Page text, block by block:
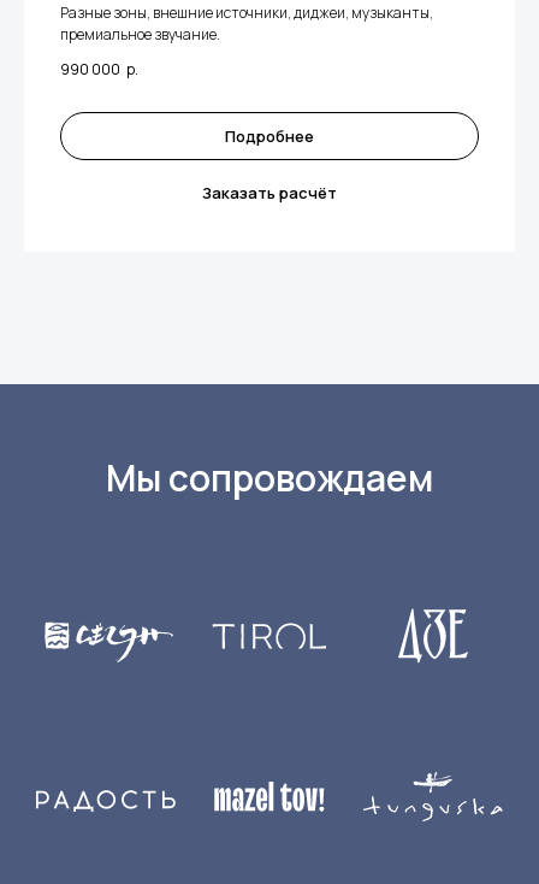
Разные зоны, внешние источники, диджеи, музыканты,
премиальное звучание.
990 000 р.
Подробнее
Заказать расчёт
Мы сопровождаем